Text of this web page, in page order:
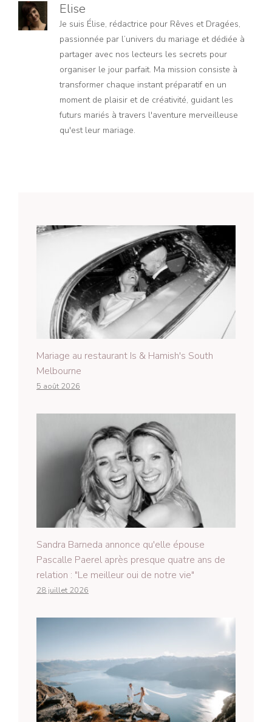
Elise
Je suis Élise, rédactrice pour Rêves et Dragées,
passionnée par l’univers du mariage et dédiée à
partager avec nos lecteurs les secrets pour
organiser le jour parfait. Ma mission consiste à
transformer chaque instant préparatif en un
moment de plaisir et de créativité, guidant les
futurs mariés à travers l'aventure merveilleuse
qu'est leur mariage.
Mariage au restaurant Is & Hamish's South
Melbourne
5 août 2026
Sandra Barneda annonce qu'elle épouse
Pascalle Paerel après presque quatre ans de
relation : "Le meilleur oui de notre vie"
28 juillet 2026